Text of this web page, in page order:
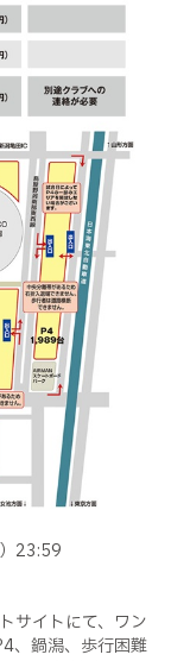
23:59
サイトにて、ワン
、鍋潟、歩行困難